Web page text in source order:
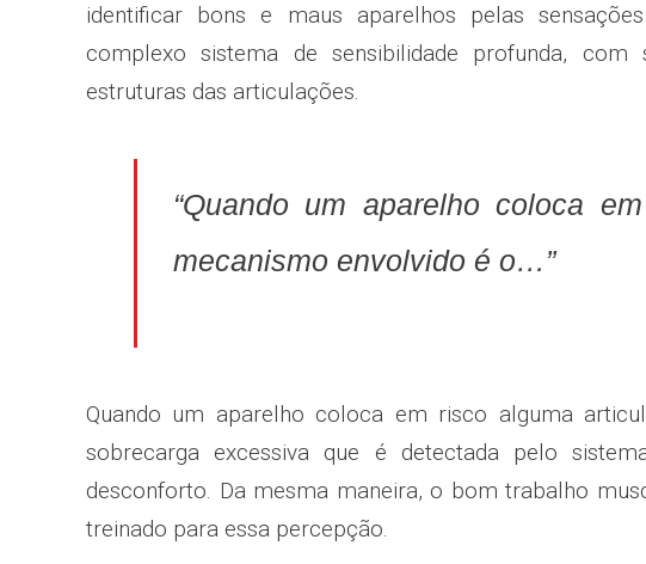
identificar bons e maus aparelhos pelas
complexo sistema de sensibilidade profunda, com
estruturas das articulações.
“Quando um aparelho coloca
mecanismo envolvido é o…”
Quando um aparelho coloca em risco alguma
sobrecarga excessiva que é detectada pelo
desconforto. Da mesma maneira, o bom trabalho
treinado para essa percepção.